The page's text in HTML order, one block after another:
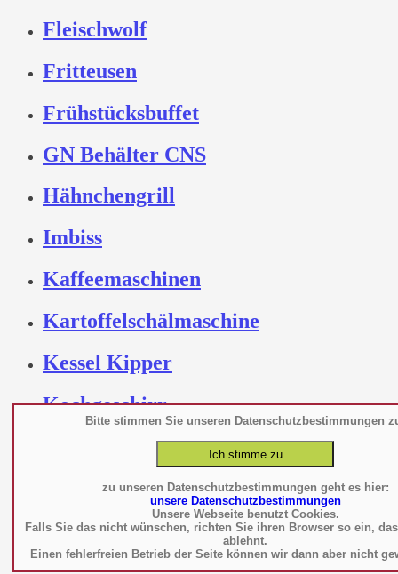
Bitte stimmen Sie unseren Datenschutzbestimmungen
zu unseren Datenschutzbestimmungen geht es hier:
unsere Datenschutzbestimmungen
Unsere Webseite benutzt Cookies.
Falls Sie das nicht wünschen, richten Sie ihren Browser so ein,
ablehnt.
Einen fehlerfreien Betrieb der Seite können wir dann aber nicht
Fleischwolf
Fritteusen
Frühstücksbuffet
GN Behälter CNS
Hähnchengrill
Imbiss
Kaffeemaschinen
Kartoffelschälmaschine
Kessel Kipper
Kochgeschirr
Kochtechnik
Kochutensilien -
Kombidämpfer
file_18943.pdf